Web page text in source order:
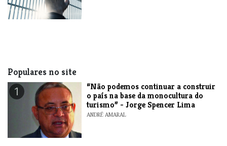
Populares no site
1
“Não podemos continuar a construir
o país na base da monocultura do
turismo” - Jorge Spencer Lima
ANDRÉ AMARAL